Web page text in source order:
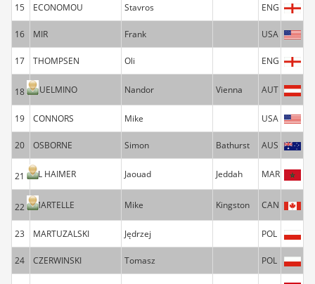
15 ECONOMOU Stavros ENG
16 MIR Frank USA
17 THOMPSEN Oli ENG
18 GUELMINO Nandor Vienna AUT
19 CONNORS Mike USA
20 OSBORNE Simon Bathurst AUS
21 EL HAIMER Jaouad Jeddah MAR
22 MARTELLE Mike Kingston CAN
23 MARTUZALSKI Jędrzej POL
24 CZERWINSKI Tomasz POL